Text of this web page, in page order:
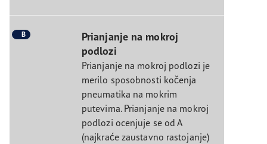
B
Prianjanje na mokroj
podlozi
Prianjanje na mokroj podlozi je
merilo sposobnosti kočenja
pneumatika na mokrim
putevima. Prianjanje na mokroj
podlozi ocenjuje se od A
(najkraće zaustavno rastojanje)